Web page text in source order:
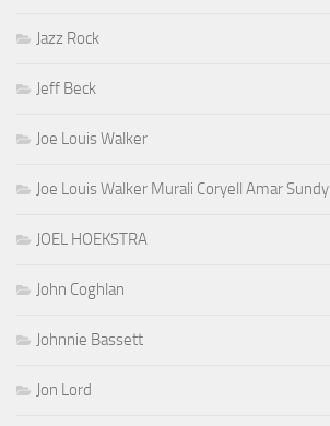
Jazz Rock
Jeff Beck
Joe Louis Walker
Joe Louis Walker Murali Coryell Amar Sundy
JOEL HOEKSTRA
John Coghlan
Johnnie Bassett
Jon Lord